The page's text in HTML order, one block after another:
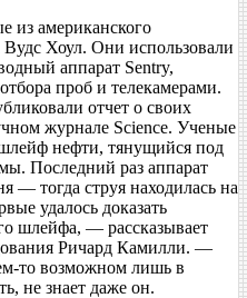
из американского
Вудс Хоул. Они использовали
аппарат Sentry,
проб и телекамерами.
отчет о своих
журнале Science. Ученые
нефти, тянущийся под
Последний раз аппарат
— тогда струя находилась на
удалось доказать
шлейфа, — рассказывает
Ричард Камилли. —
то возможном лишь в
не знает даже он.